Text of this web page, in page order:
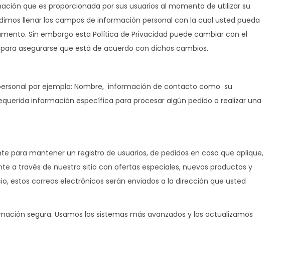
que es proporcionada por sus usuarios al momento de utilizar su
llenar los campos de información personal con la cual usted pueda
Sin embargo esta Política de Privacidad puede cambiar con el
asegurarse que está de acuerdo con dichos cambios.
por ejemplo: Nombre, información de contacto como su
información específica para procesar algún pedido o realizar una
para mantener un registro de usuarios, de pedidos en caso que aplique,
a través de nuestro sitio con ofertas especiales, nuevos productos y
estos correos electrónicos serán enviados a la dirección que usted
segura. Usamos los sistemas más avanzados y los actualizamos